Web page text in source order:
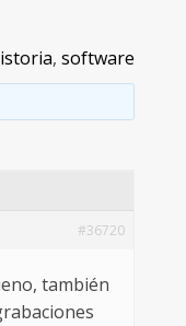
, software
#36720
también